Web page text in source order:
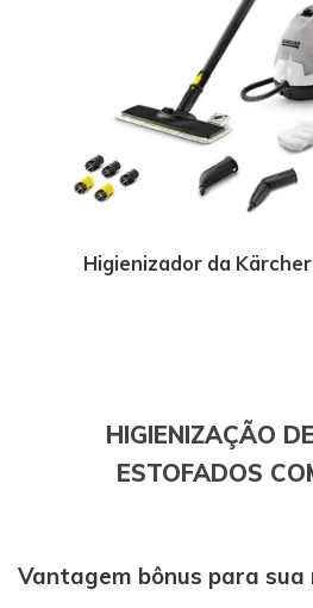
Higienizador da
HIGIENIZAÇÃO
ESTOFADOS
Vantagem bônus para sua